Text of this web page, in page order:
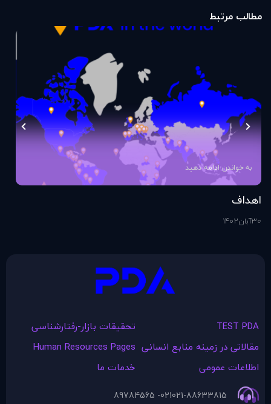
مطالب مرتبط
به خواندن ادامه دهید
اهداف
30آبان1402
TEST PDA
تحقیقات بازار-رفتارشناسی
مقالاتی در زمينه منابع انسانی Human Resources Pages
اطلاعات عمومی
خدمات ما
021-88633815
021- 89784565